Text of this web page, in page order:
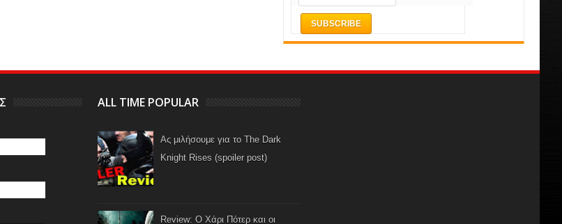
ALL TIME POPULAR
Ας μιλήσουμε για το The Dark
Knight Rises (spoiler post)
Review: Ο Χάρι Πότερ και οι